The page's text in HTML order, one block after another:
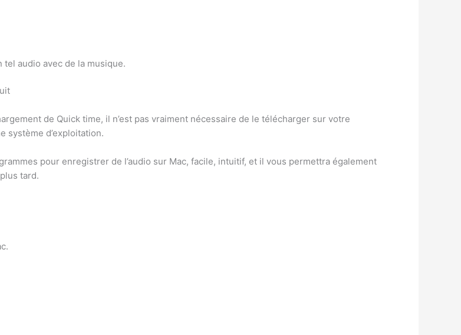
tel audio avec de la musique.
de Quick time, il n’est pas vraiment nécessaire de le télécharger sur votre
système d’exploitation.
pour enregistrer de l’audio sur Mac, facile, intuitif, et il vous permettra également
tard.